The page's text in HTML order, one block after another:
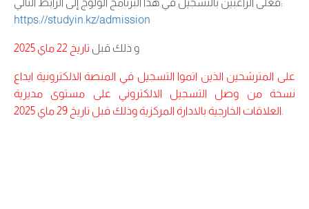
https://studyin.kz/admission
و ذلك قبل تاريخ 22 ماي 2025
على المترشحين الذين اتموا التسجيل في المنصة الالكترونية ايداع
نسخة من وصل التسجيل الالكتروني على مستوى مديرية